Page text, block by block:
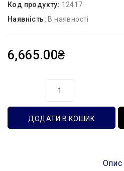
Код продукту: 12417
Наявність: В наявності
6,665.00₴
ДОДАТИ В КОШИК
Опис